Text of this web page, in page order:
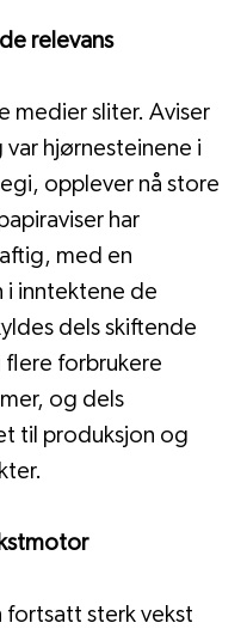
relevans
medier sliter. Aviser
hjørnesteinene i
opplever nå store
har
med en
inntektene de
dels skiftende
flere forbrukere
og dels
til produksjon og
fortsatt sterk vekst